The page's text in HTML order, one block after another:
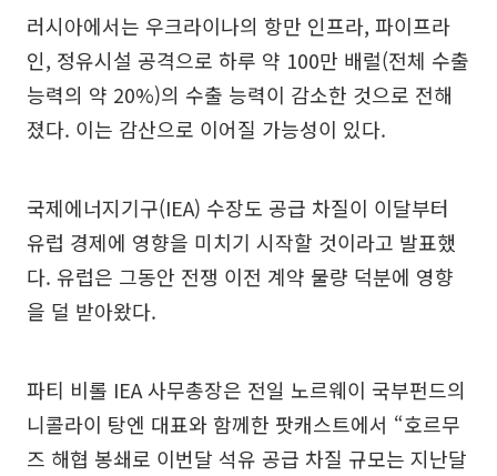
러시아에서는 우크라이나의 항만 인프라, 파이프라
인, 정유시설 공격으로 하루 약 100만 배럴(전체 수출
능력의 약 20%)의 수출 능력이 감소한 것으로 전해
졌다. 이는 감산으로 이어질 가능성이 있다.
국제에너지기구(IEA) 수장도 공급 차질이 이달부터
유럽 경제에 영향을 미치기 시작할 것이라고 발표했
다. 유럽은 그동안 전쟁 이전 계약 물량 덕분에 영향
을 덜 받아왔다.
파티 비롤 IEA 사무총장은 전일 노르웨이 국부펀드의
니콜라이 탕엔 대표와 함께한 팟캐스트에서 “호르무
즈 해협 봉쇄로 이번달 석유 공급 차질 규모는 지난달